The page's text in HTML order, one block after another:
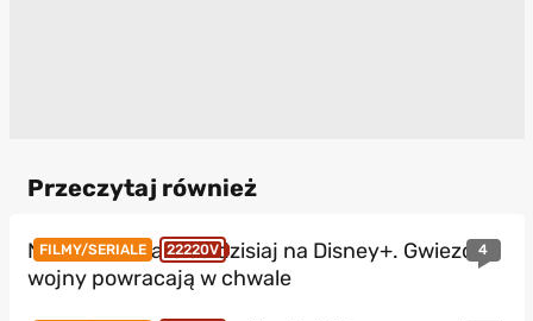
Przeczytaj również
FILMY/SERIALE 22220V 4
Nowe Star Wars od dzisiaj na Disney+. Gwiezdne
wojny powracają w chwale